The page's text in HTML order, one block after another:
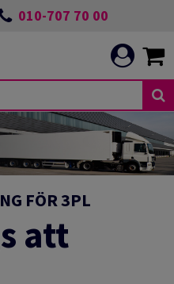
010-707 70 00
FÖR 3PL
att